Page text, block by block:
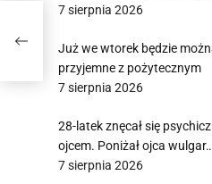
7 sierpnia 2026
Już we wtorek będzie
przyjemne z pożytecznym
7 sierpnia 2026
28-latek znęcał się
ojcem. Poniżał ojca wulgar…
7 sierpnia 2026